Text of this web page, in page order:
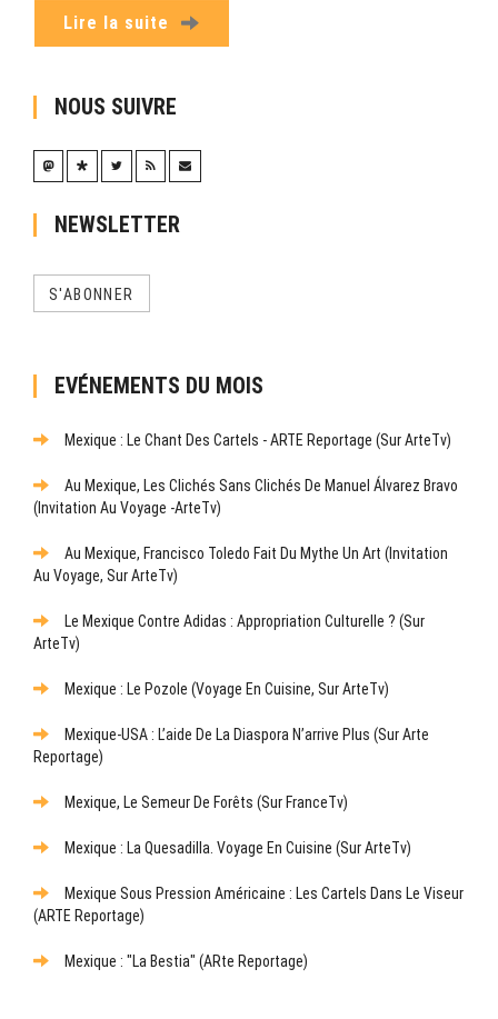
Lire la suite
NOUS SUIVRE
NEWSLETTER
S'ABONNER
EVÉNEMENTS DU MOIS
Mexique : Le Chant Des Cartels - ARTE Reportage (sur ArteTv)
Au Mexique, Les Clichés Sans Clichés De Manuel Álvarez Bravo
(Invitation Au Voyage -ArteTv)
Au Mexique, Francisco Toledo Fait Du Mythe Un Art (Invitation
Au Voyage, Sur ArteTv)
Le Mexique Contre Adidas : Appropriation Culturelle ? (sur
ArteTv)
Mexique : Le Pozole (Voyage En Cuisine, Sur ArteTv)
Mexique-USA : L’aide De La Diaspora N’arrive Plus (sur Arte
Reportage)
Mexique, Le Semeur De Forêts (sur FranceTv)
Mexique : La Quesadilla. Voyage En Cuisine (sur ArteTv)
Mexique Sous Pression Américaine : Les Cartels Dans Le Viseur
(ARTE Reportage)
Mexique : "La Bestia" (ARte Reportage)